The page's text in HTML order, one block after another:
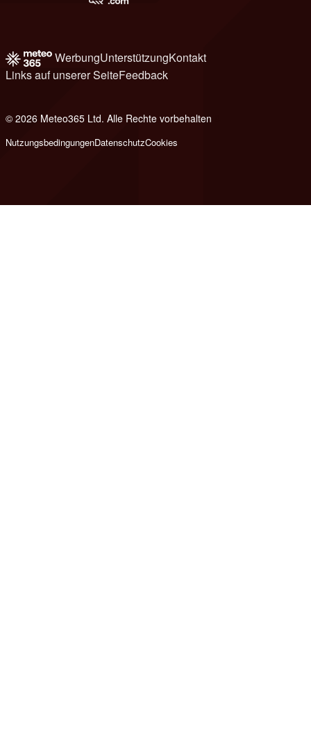
WerbungUnterstützungKontakt
Links auf unserer SeiteFeedback
© 2026 Meteo365 Ltd. Alle Rechte vorbehalten
NutzungsbedingungenDatenschutzCookies